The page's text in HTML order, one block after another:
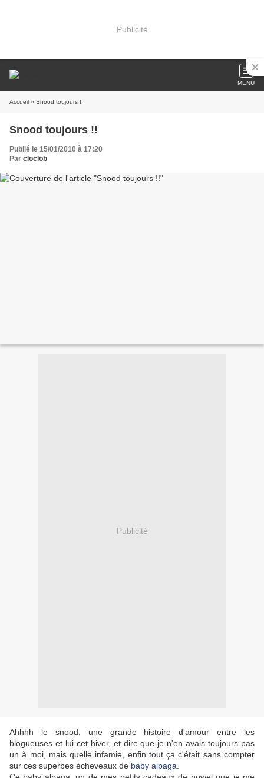
Publicité
MENU
Accueil » Snood toujours !!
Snood toujours !!
Publié le 15/01/2010 à 17:20
Par cloclob
Publicité
Ahhhh le snood, une grande histoire d'amour entre les
blogueuses et lui cet hiver, et dire que je n'en avais toujours pas
un à moi, mais quelle infamie, enfin tout ça c'était sans compter
sur ces superbes écheveaux de baby alpaga